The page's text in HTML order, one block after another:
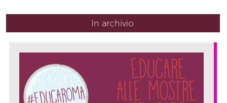
In archivio